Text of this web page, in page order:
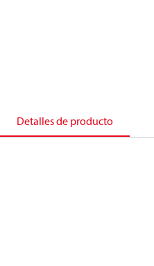
Detalles de producto